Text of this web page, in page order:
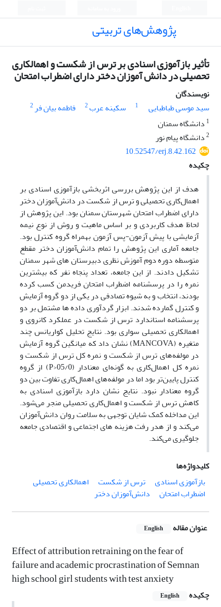
پژوهش‌های تربیتی
تأثیر بازآموزی اسنادی بر ترس از شکست و اهمالکاری
تحصیلی در دانش آموزان دختر دارای اضطراب امتحان
نویسندگان
سید موسی طباطبایی
1 سکینه عرب2 فاطمه بیان فر2
1 دانشگاه سمنان
2دانشگاه پیام نور
10.52547/erj.8.42.162
چکیده
هدف از این پژوهش بررسی اثربخشی بازآموزی اسنادی بر
اهمال‌‌کاری تحصیلی و ترس از شکست در دانش‌آموزان دختر
دارای اضطراب امتحان شهرستان سمنان بود. این پژوهش از
لحاظ هدف کاربردی و بر اساس ماهیت و روش از نوع نیمه
آزمایشی با پیش آزمون-پس آزمون بهمراه گروه کنترل بود.
جامعه آماری این پژوهش را تمام دانش‌آموزان دختر مقطع
متوسطه دوره دوم آموزش نظری دبیرستان های شهر سمنان
تشکیل دادند. از این جامعه، تعداد پنجاه نفر که بیشترین
نمره را در پرسشنامه اضطراب امتحان فریدمن کسب کرده
بودند، انتخاب و به شیوه تصادفی در یکی از دو گروه آزمایش
و کنترل گمارده شدند. ابزار گردآوری داده ها مشتمل بر دو
پرسشنامه استاندارد ترس از شکست در عملکرد کانروی و
اهمالکاری تحصیلی سواری بود. نتایج تحلیل کواریانس چند
متغیره (MANCOVA) نشان داد که میانگین گروه آزمایش
در مولفه‌‌های ترس از شکست و نمره کل ترس از شکست و
نمره کل اهمال‌‌کاری به گونه‌‌ای معنادار (05/0
<
P) از گروه
کنترل پایین‌‌تر بود اما در مولفه‌‌های اهمال‌‌کاری تفاوت بین دو
گروه معنادار نبود. نتایج نشان دارد بازآموزی اسنادی به
کاهش ترس از شکست و اهمال‌‌کاری تحصیلی منجر می‌‌شود.
این مداخله کمک شایان توجهی به سلامت روان دانش‌‌آموزان
می‌‌کند و از هدر رفت هزینه های اجتماعی و اقتصادی جامعه
جلوگیری می‌‌کند.
کلیدواژه‌ها
بازآموزی اسنادی
ترس از شکست
اهمالکاری تحصیلی
اضطراب امتحان
دانش‌‌آموزان دختر
عنوان مقاله English
Effect of attribution retraining on the fear of
failure and academic procrastination of Semnan
high school girl students with test anxiety
چکیده English